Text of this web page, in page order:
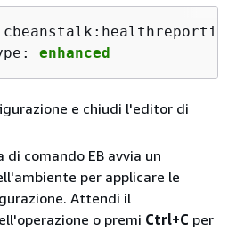
enhanced
e chiudi l'editor di
comando EB avvia un
per applicare le
Attendi il
o premi Ctrl+C per